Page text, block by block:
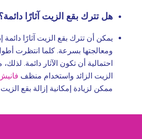
هل تترك بقع الزيت آثارًا
يمكن أن تترك بقع الزيت آثارًا دائمة
ومعالجتها بسرعة. كلما انتظرت
احتمالية أن تكون الآثار دائمة.
الزيت الزائد واستخدام منظف
ممكن لزيادة إمكانية إزالة بقع الزيت